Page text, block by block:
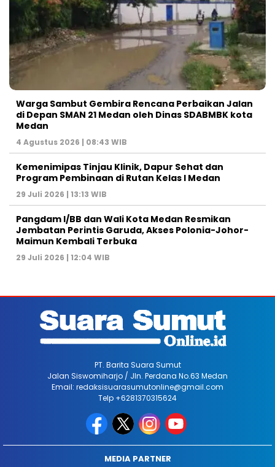
Warga Sambut Gembira Rencana Perbaikan Jalan
di Depan SMAN 21 Medan oleh Dinas SDABMBK kota
Medan
4 Agustus 2026 | 08:43 WIB
Kemenimipas Tinjau Klinik, Dapur Sehat dan
Program Pembinaan di Rutan Kelas I Medan
29 Juli 2026 | 13:13 WIB
Pangdam I/BB dan Wali Kota Medan Resmikan
Jembatan Perintis Garuda, Akses Polonia-Johor-
Maimun Kembali Terbuka
29 Juli 2026 | 12:04 WIB
PT. Barita Suara Sumut
Jalan Siswomiharjo / Jln. Perdana No.63 Medan
Email: redaksisuarasumutonline@gmail.com
Telp +6281370315624
MEDIA PARTNER